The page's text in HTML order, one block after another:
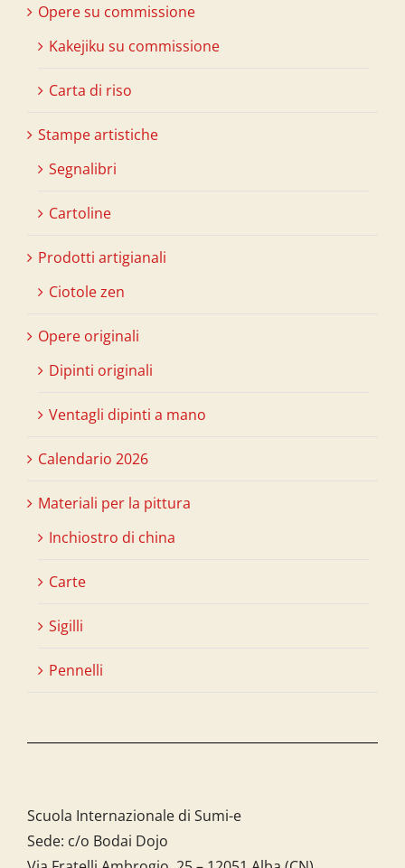
Opere su commissione
Kakejiku su commissione
Carta di riso
Stampe artistiche
Segnalibri
Cartoline
Prodotti artigianali
Ciotole zen
Opere originali
Dipinti originali
Ventagli dipinti a mano
Calendario 2026
Materiali per la pittura
Inchiostro di china
Carte
Sigilli
Pennelli
Scuola Internazionale di Sumi-e
Sede: c/o Bodai Dojo